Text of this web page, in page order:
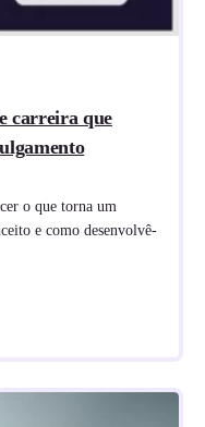
carreira que
o que torna um
e como desenvolvê-